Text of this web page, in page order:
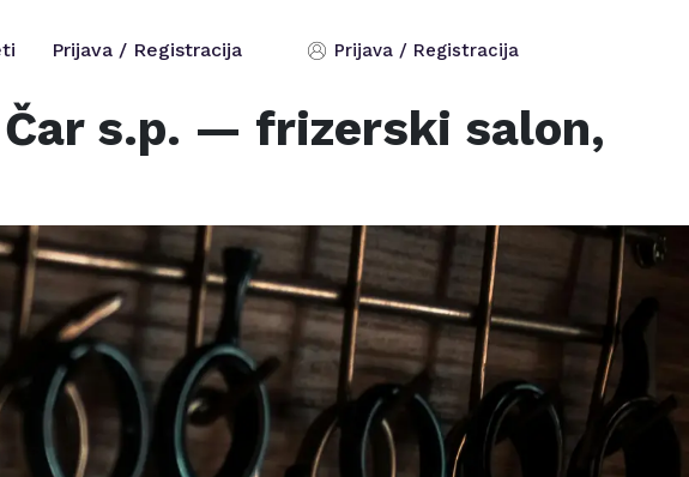
Prijava / Registracija Prijava / Registracija
s.p. — frizerski salon,